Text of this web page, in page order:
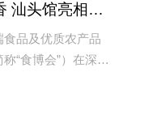
非遗“燃动” 美食飘香 汕头馆亮相深圳食博会
品及优质农产品
“食博会”）在深圳